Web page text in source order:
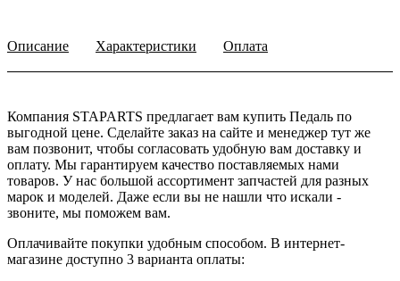
Описание Характеристики Оплата
Компания STAPARTS предлагает вам купить Педаль по
выгодной цене. Сделайте заказ на сайте и менеджер тут же
вам позвонит, чтобы согласовать удобную вам доставку и
оплату. Мы гарантируем качество поставляемых нами
товаров. У нас большой ассортимент запчастей для разных
марок и моделей. Даже если вы не нашли что искали -
звоните, мы поможем вам.
Оплачивайте покупки удобным способом. В интернет-
магазине доступно 3 варианта оплаты: